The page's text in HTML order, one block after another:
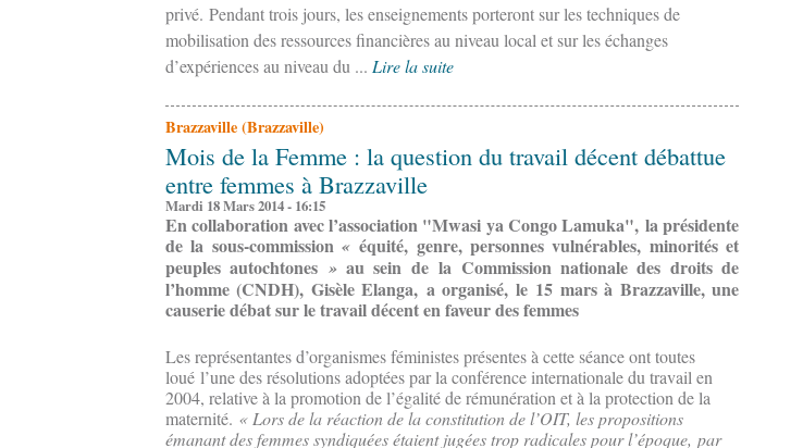
privé. Pendant trois jours, les enseignements porteront sur les techniques de
mobilisation des ressources financières au niveau local et sur les échanges
d’expériences au niveau du ... Lire la suite
Brazzaville (Brazzaville)
Mois de la Femme : la question du travail décent débattue
entre femmes à Brazzaville
Mardi 18 Mars 2014 - 16:15
En collaboration avec l’association "Mwasi ya Congo Lamuka", la présidente
de la sous-commission «équité, genre, personnes vulnérables, minorités et
peuples autochtones » au sein de la Commission nationale des droits de
l’homme (CNDH), Gisèle Elanga, a organisé, le 15 mars à Brazzaville, une
causerie débat sur le travail décent en faveur des femmes
Les représentantes d’organismes féministes présentes à cette séance ont toutes
loué l’une des résolutions adoptées par la conférence internationale du travail en
2004, relative à la promotion de l’égalité de rémunération et à la protection de la
maternité. « Lors de la réaction de la constitution de l’OIT, les propositions
émanant des femmes syndiquées étaient jugées trop radicales pour l’époque, par